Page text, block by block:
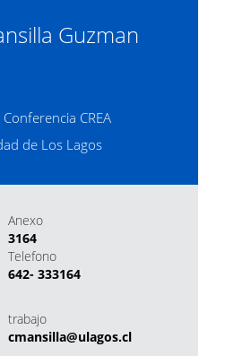
Guzman
CREA
de Los Lagos
Anexo
3164
Telefono
642- 333164
trabajo
cmansilla@ulagos.cl